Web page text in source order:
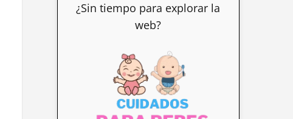
¿Sin tiempo para explorar la
web?